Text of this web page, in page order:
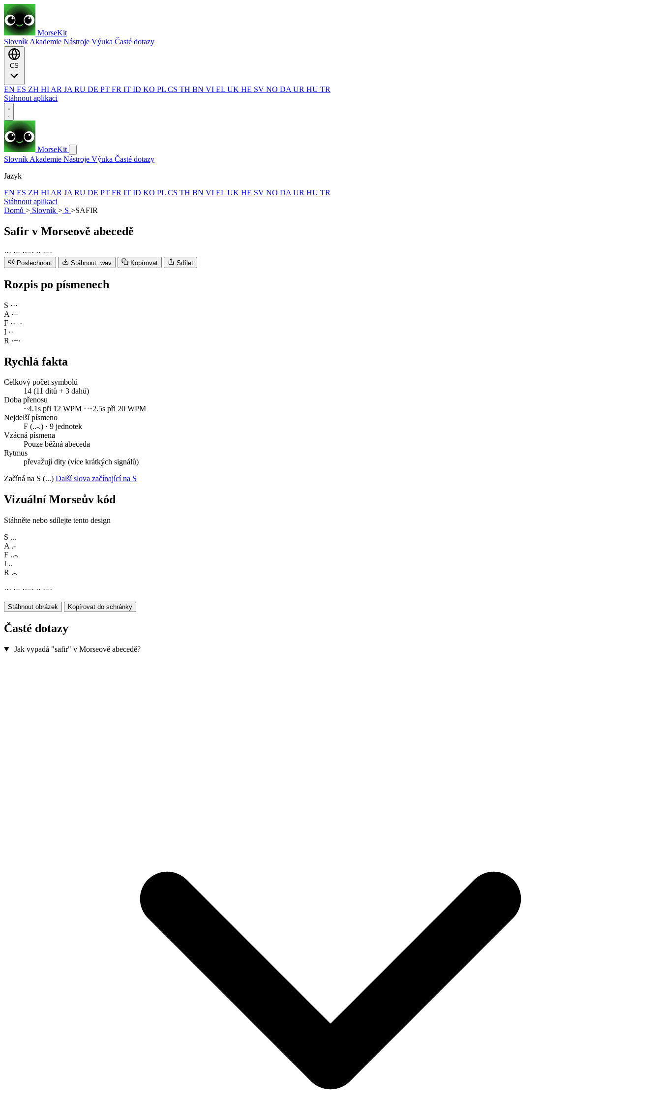
MorseKit
Slovník Akademie Nástroje Výuka Časté dotazy
EN ES ZH HI AR JA RU DE PT FR IT ID KO PL CS TH BN VI EL UK HE SV NO DA UR HU TR
Stáhnout aplikaci
MorseKit
Slovník Akademie Nástroje Výuka Časté dotazy
Jazyk
EN ES ZH HI AR JA RU DE PT FR IT ID KO PL CS TH BN VI EL UK HE SV NO DA UR HU TR
Stáhnout aplikaci
Domů > Slovník > S >SAFIR
Safir v Morseově abecedě
··· ·− ··−· ·· ·−·
Poslechnout Stáhnout .wav Kopírovat Sdílet
Rozpis po písmenech
S ···
A ·−
F ··−·
I ··
R ·−·
Rychlá fakta
Celkový počet symbolů
14 (11 ditů + 3 dahů)
Doba přenosu
~4.1s při 12 WPM · ~2.5s při 20 WPM
Nejdelší písmeno
F (..-.) · 9 jednotek
Vzácná písmena
Pouze běžná abeceda
Rytmus
převažují dity (více krátkých signálů)
Začíná na S (...) Další slova začínající na S
Vizuální Morseův kód
Stáhněte nebo sdílejte tento design
S ...
A .-
F ..-.
I ..
R .-.
··· ·− ··−· ·· ·−·
Stáhnout obrázek Kopírovat do schránky
Časté dotazy
Jak vypadá "safir" v Morseově abecedě?